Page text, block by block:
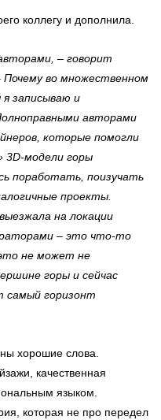
коллегу и дополнила.
– говорит
Почему во множественном
записываю и
авторами
которые помогли
3D-модели горы
поработать, поизучать
проекты.
на локации
– это что-то
не может не
горы и сейчас
самый горизонт
хорошие слова.
качественная
языком.
которая не про передел